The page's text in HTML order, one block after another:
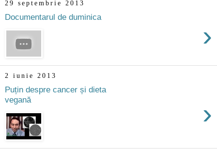
29 septembrie 2013
Documentarul de duminica
›
2 iunie 2013
Puțin despre cancer și dieta
vegană
›